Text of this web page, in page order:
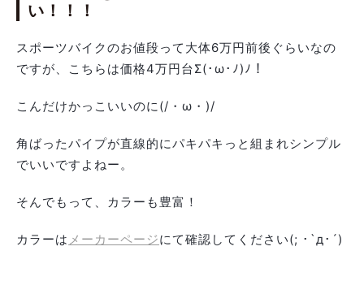
い！！！
スポーツバイクのお値段って大体6万円前後ぐらいなの
ですが、こちらは価格4万円台Σ(･ω･ﾉ)ﾉ！
こんだけかっこいいのに(/・ω・)/
角ばったパイプが直線的にパキパキっと組まれシンプル
でいいですよねー。
そんでもって、カラーも豊富！
カラーは メーカーページにて確認してください(; ･`д･´)